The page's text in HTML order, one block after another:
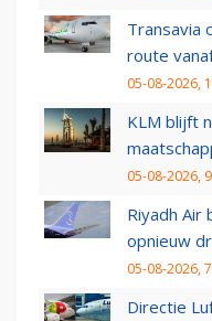
Transavia
route
05-08-2026,
KLM blijft
05-08-2026,
Riyadh
opnieuw
05-08-2026,
Directie